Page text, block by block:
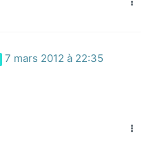
7 mars 2012 à 22:35